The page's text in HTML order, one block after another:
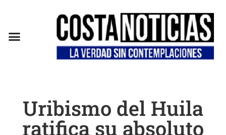
Uribismo del Huila
ratifica su absoluto